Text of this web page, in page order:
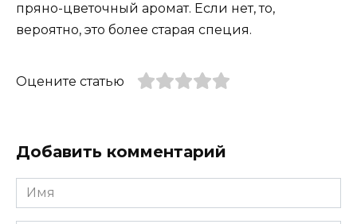
пряно-цветочный аромат. Если нет, то,
вероятно, это более старая специя.
Оцените статью
Добавить комментарий
Имя
*